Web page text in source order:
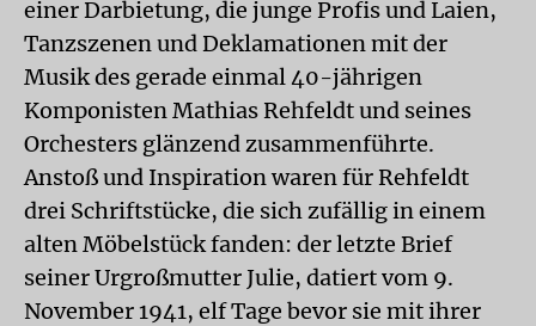
einer Darbietung, die junge Profis und Laien,
Tanzszenen und Deklamationen mit der
Musik des gerade einmal 40-jährigen
Komponisten Mathias Rehfeldt und seines
Orchesters glänzend zusammenführte.
Anstoß und Inspiration waren für Rehfeldt
drei Schriftstücke, die sich zufällig in einem
alten Möbelstück fanden: der letzte Brief
seiner Urgroßmutter Julie, datiert vom 9.
November 1941, elf Tage bevor sie mit ihrer